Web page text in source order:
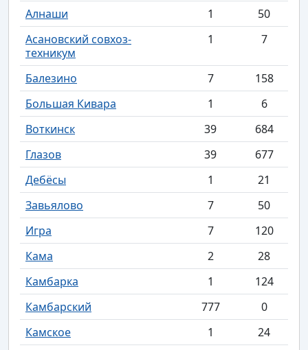
Алнаши
1
50
Асановский совхоз-
техникум
1 7
Балезино 7
158
Большая Кивара
1
6
Воткинск
39
684
Глазов
39
677
Дебёсы
1
21
Завьялово
7
50
Игра
7
120
Кама
2
28
Камбарка
1
124
Камбарский
777
0
Камское
1
24